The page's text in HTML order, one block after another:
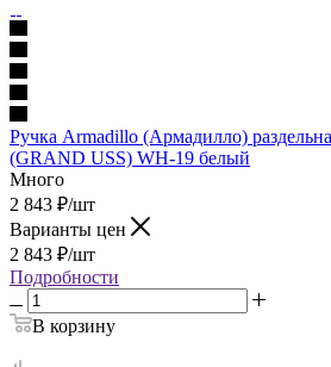
Ручка Armadillo (Армадилло)
(GRAND USS) WH-19 белый
Много
2 843 ₽/шт
Варианты цен
2 843 ₽/шт
Подробности
В корзину